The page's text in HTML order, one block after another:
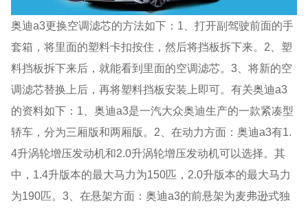
奥迪a3更换空调滤芯的方法如下：1、打开副驾驶前面的手
套箱，将里面的塑料卡扣按住，然后将挡板拆下来。2、塑
料挡板拆下来后，就能看到里面的空调滤芯。3、将新的空
调滤芯替换上后，再将塑料挡板安装上即可。有关奥迪a3
的资料如下：1、奥迪a3是一汽大众奥迪生产的一款紧凑型
轿车，分为三厢版和两厢版。2、在动力方面：奥迪a3有1.
4升涡轮增压发动机和2.0升涡轮增压发动机可以选择。其
中，1.4升版本的最大马力为150匹，2.0升版本的最大马力
为190匹。3、在悬架方面：奥迪a3的前悬架为麦弗逊式独